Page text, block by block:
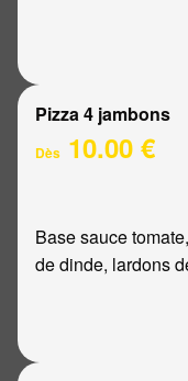
Pizza 4 jambons
Dès 10.00 €
Base sauce
de dinde, lardons